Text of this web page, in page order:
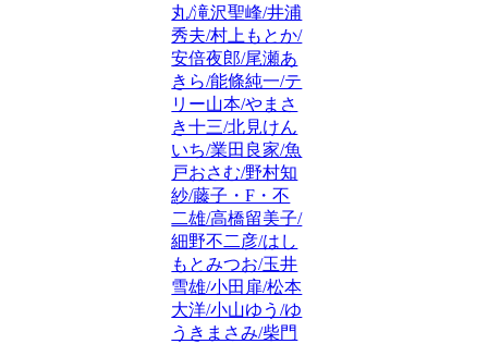
丸/滝沢聖峰/井浦
秀夫/村上もとか/
安倍夜郎/尾瀬あ
きら/能條純一/テ
リー山本/やまさ
き十三/北見けん
いち/業田良家/魚
戸おさむ/野村知
紗/藤子・F・不
二雄/高橋留美子/
細野不二彦/はし
もとみつお/玉井
雪雄/小田扉/松本
大洋/小山ゆう/ゆ
うきまさみ/柴門